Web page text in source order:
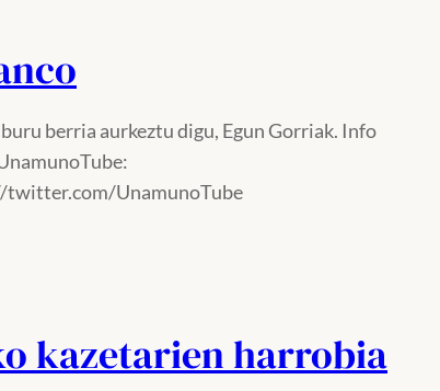
berria aurkeztu digu, Egun Gorriak. Info
UnamunoTube
kazetarien harrobia